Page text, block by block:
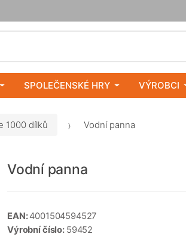
SPOLEČENSKÉ HRY VÝROBCI
1000 dílků Vodní panna
Vodní panna
EAN:4001504594527
Výrobní číslo: 59452